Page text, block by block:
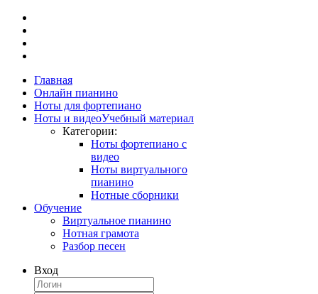
Главная
Онлайн пианино
Ноты для фортепиано
Ноты и видеоУчебный материал
Категории:
Ноты фортепиано с
видео
Ноты виртуального
пианино
Нотные сборники
Обучение
Виртуальное пианино
Нотная грамота
Разбор песен
Вход